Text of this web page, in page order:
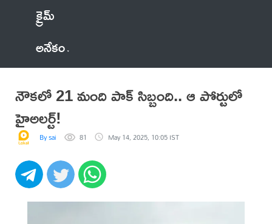
క్రైమ్
అనేకం
నౌకలో 21 మంది పాక్‌ సిబ్బంది.. ఆ పోర్టులో
హైఅలర్ట్‌!
By sai 81 May 14, 2025, 10:05 IST